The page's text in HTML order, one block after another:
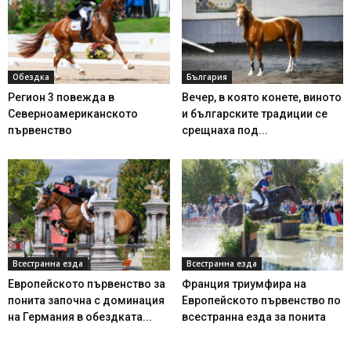
Обездка
Регион 3 повежда в
Северноамериканското
първенство
България
Вечер, в която конете, виното
и българските традиции се
срещнаха под...
Всестранна езда
Европейското първенство за
понита започна с доминация
на Германия в обездката...
Всестранна езда
Франция триумфира на
Европейското първенство по
всестранна езда за понита